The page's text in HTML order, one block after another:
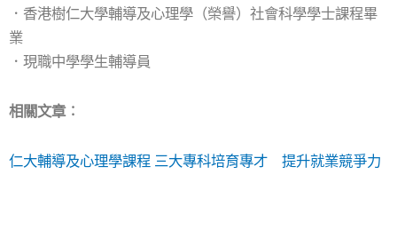
．香港樹仁大學輔導及心理學（榮譽）社會科學學士課程畢
業
．現職中學學生輔導員
相關文章︰
仁大輔導及心理學課程 三大專科培育專才 提升就業競爭力